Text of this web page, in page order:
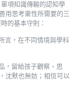
項知識傳輸的認知學
用思考稟性所需要的三
的基本守則：
言，在不同情境與學科
，留給孩子觀察、思
沈默也無妨；相信可以